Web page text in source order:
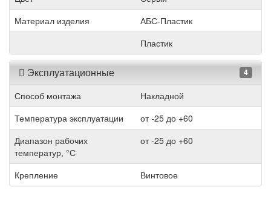
Материал изделия
АБС-Пластик
Пластик
Эксплуатационные 4
Способ монтажа
Накладной
Температура эксплуатации
от -25 до +60
Диапазон рабочих
температур, °С
от -25 до +60
Крепление Винтовое